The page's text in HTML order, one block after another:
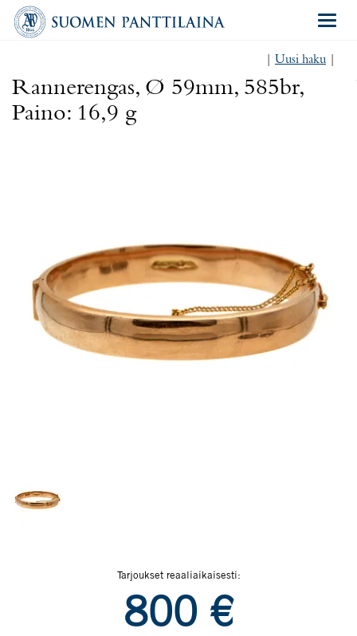
Uusi haku
Rannerengas, Ø 59mm, 585br,
Paino: 16,9 g
Tarjoukset reaaliaikaisesti:
800 €